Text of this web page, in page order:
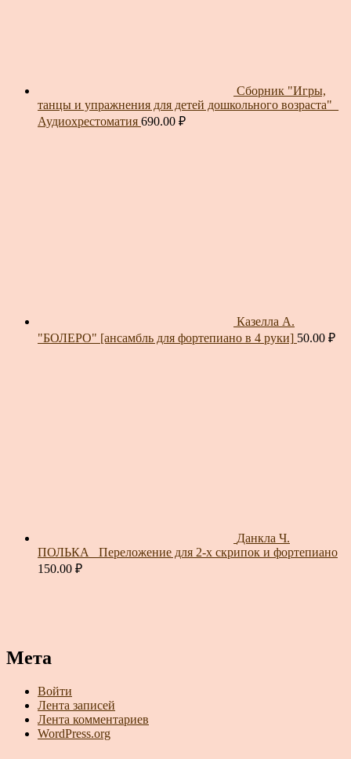
Сборник "Игры,
танцы и упражнения для детей дошкольного возраста"_
Аудиохрестоматия 690.00 ₽
Казелла А.
"БОЛЕРО" [ансамбль для фортепиано в 4 руки] 50.00 ₽
Данкла Ч.
ПОЛЬКА_ Переложение для 2-х скрипок и фортепиано
150.00 ₽
Мета
Войти
Лента записей
Лента комментариев
WordPress.org